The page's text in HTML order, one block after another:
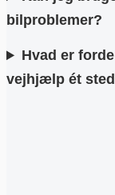
bilproblemer?
Hvad er
vejhjælp ét